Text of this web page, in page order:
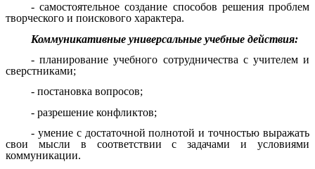
- самостоятельное создание способов решения проблем
творческого и поискового характера.
Коммуникативные универсальные учебные действия:
- планирование учебного сотрудничества с учителем и
сверстниками;
- постановка вопросов;
- разрешение конфликтов;
- умение с достаточной полнотой и точностью выражать
свои мысли в соответствии с задачами и условиями
коммуникации.